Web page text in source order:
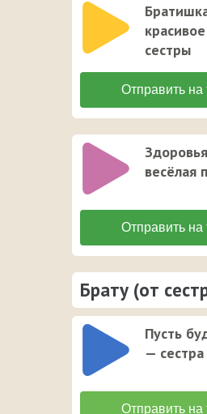
сестры
весёлая
Брату (от
Пусть
—